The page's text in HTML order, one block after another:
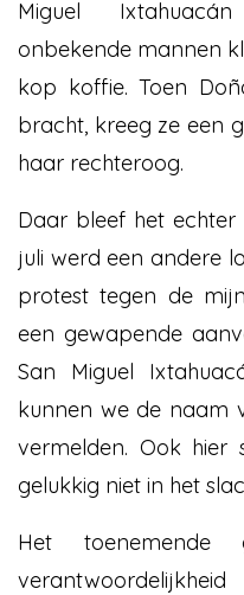
Miguel
onbekende mannen
kop koffie. Toen
bracht, kreeg ze een
haar rechteroog.
Daar bleef het
juli werd een andere
protest tegen de
een gewapende
San Miguel
kunnen we de naam
vermelden. Ook hier
gelukkig niet in het
Het